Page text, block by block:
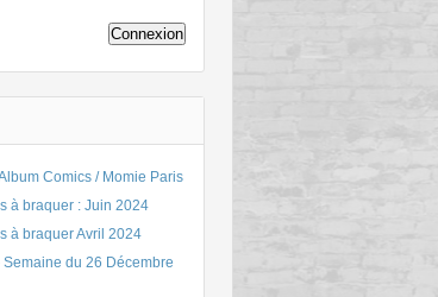
Connexion
Comics / Momie Paris
à braquer : Juin 2024
à braquer Avril 2024
Semaine du 26 Décembre